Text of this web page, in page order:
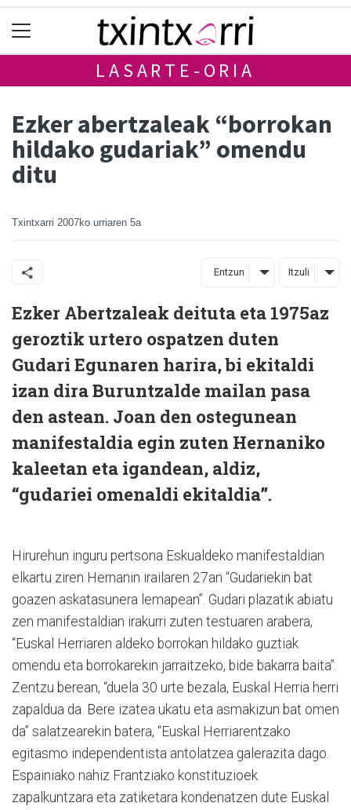
LASARTE-ORIA
Ezker abertzaleak “borrokan
hildako gudariak” omendu
ditu
Txintxarri 2007ko urriaren 5a
Entzun Itzuli
Ezker Abertzaleak deituta eta 1975az
geroztik urtero ospatzen duten
Gudari Egunaren harira, bi ekitaldi
izan dira Buruntzalde mailan pasa
den astean. Joan den ostegunean
manifestaldia egin zuten Hernaniko
kaleetan eta igandean, aldiz,
“gudariei omenaldi ekitaldia”.
Hirurehun inguru pertsona Eskualdeko manifestaldian
elkartu ziren Hernanin irailaren 27an “Gudariekin bat
goazen askatasunera lemapean”. Gudari plazatik abiatu
zen manifestaldian irakurri zuten testuaren arabera,
“Euskal Herriaren aldeko borrokan hildako guztiak
omendu eta borrokarekin jarraitzeko, bide bakarra baita”.
Zentzu berean, “duela 30 urte bezala, Euskal Herria herri
zapaldua da. Bere izatea ukatu eta asmakizun bat omen
da” salatzearekin batera, “Euskal Herriarentzako
egitasmo independentista antolatzea galerazita dago.
Espainiako nahiz Frantziako konstituzioek
zapalkuntzara eta zatiketara kondenatzen dute Euskal